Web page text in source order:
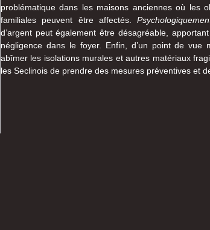
problématique dans les maisons anciennes où les
familiales peuvent être affectés.
d’argent peut également être désagréable,
négligence dans le foyer. Enfin, d’un point de vue
abîmer les isolations murales et autres matériaux
les Seclinois de prendre des mesures préventives et